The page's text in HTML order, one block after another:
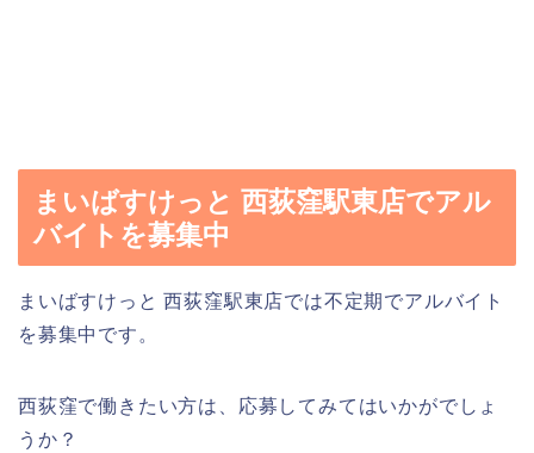
まいばすけっと 西荻窪駅東店でアル
バイトを募集中
まいばすけっと 西荻窪駅東店では不定期でアルバイト
を募集中です。
西荻窪で働きたい方は、応募してみてはいかがでしょ
うか？